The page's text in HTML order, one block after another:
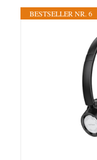
BESTSELLER NR. 6